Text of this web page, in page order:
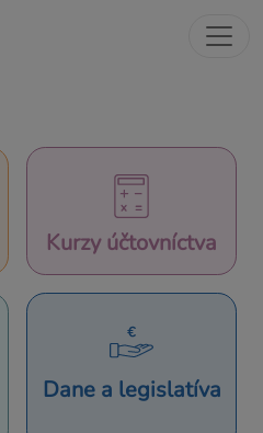
Kurzy účtovníctva
Dane a legislatíva